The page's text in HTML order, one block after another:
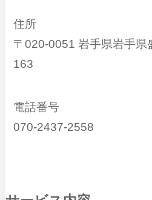
住所
〒020-0051 岩手県岩手県
163
電話番号
070-2437-2558